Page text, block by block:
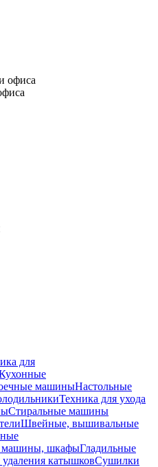
для
машиныНастольные
Техника для ухода
Стиральные машины
Швейные, вышивальные
шкафыГладильные
катышковСушилки